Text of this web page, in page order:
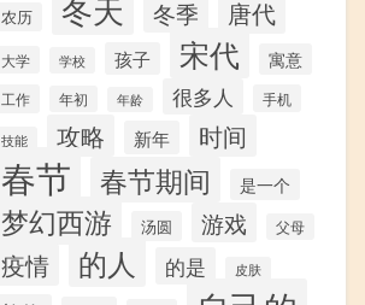
农历 冬天 冬季 唐代
大学 学校 孩子 宋代 寓意
工作 年初 年龄 很多人 手机
技能 攻略 新年 时间
春节 春节期间 是一个
梦幻西游 汤圆 游戏 父母
疫情 的人 的是 皮肤